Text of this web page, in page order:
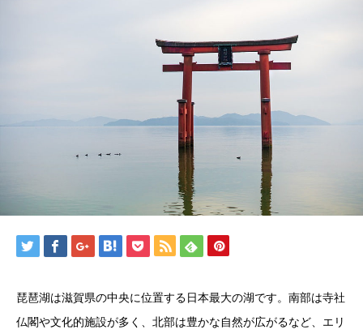
琵琶湖は滋賀県の中央に位置する日本最大の湖です。南部は寺社
仏閣や文化的施設が多く、北部は豊かな自然が広がるなど、エリ